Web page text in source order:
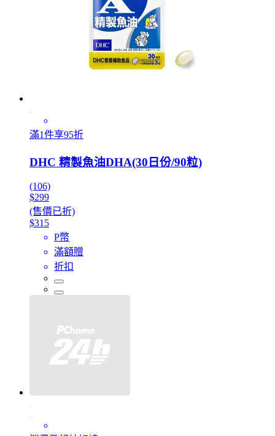
滿1件享95折
DHC 精製魚油DHA(30日份/90粒)
(106)
$299
(售價已折)
$315
P幣
滿額贈
折扣